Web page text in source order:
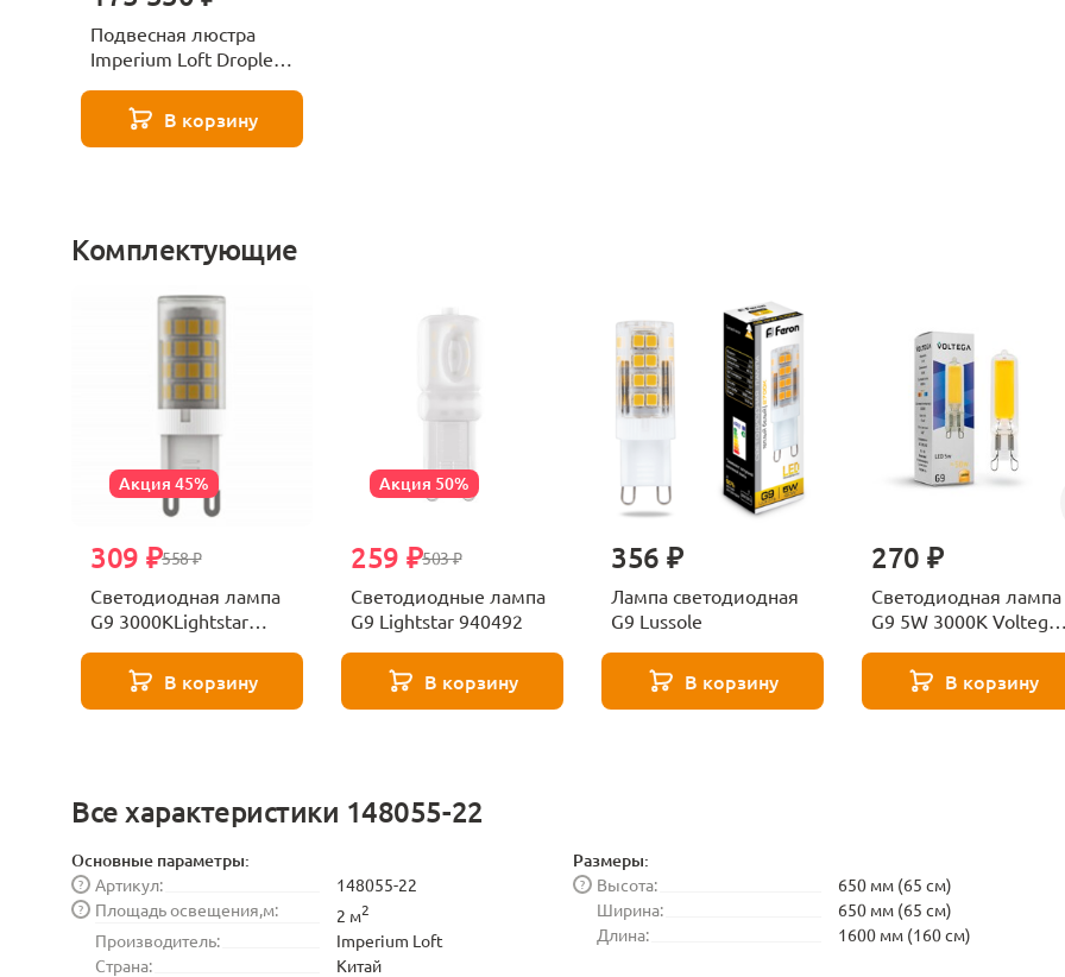
Подвесная люстра
Imperium Loft Droplet
В корзину
Комплектующие
Акция 45%
558 ₽
309 ₽
Светодиодная лампа
G9 3000KLightstar
В корзину
Акция 50%
503 ₽
259 ₽
Светодиодные лампа
G9 Lightstar 940492
В корзину
356 ₽
Лампа светодиодная
G9 Lussole
В корзину
270 ₽
Светодиодная лампа
G9 5W 3000K Voltega
В корзину
Все характеристики 148055-22
Основные параметры:
Артикул:
?
148055-22
Площадь освещения,м:
? 2 м2
Производитель:
Imperium Loft
Страна:
Китай
Размеры:
Высота:
?
650 мм (65 см)
Ширина:
650 мм (65 см)
Длина:
1600 мм (160 см)